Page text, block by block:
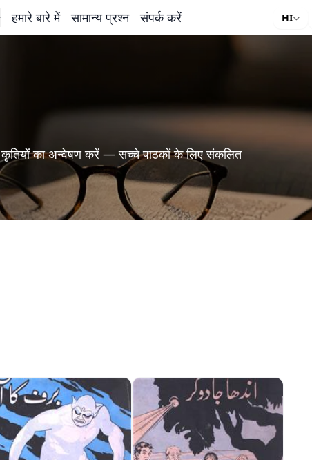
हमारे बारे में सामान्य प्रश्न संपर्क करें HI
कृतियों का अन्वेषण करें — सच्चे पाठकों के लिए संकलित